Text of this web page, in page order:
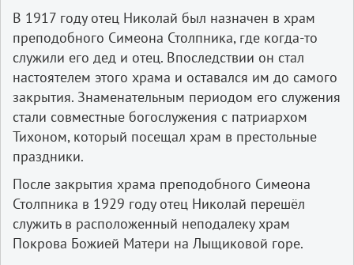
В 1917 году отец Николай был назначен в храм
преподобного Симеона Столпника, где когда-то
служили его дед и отец. Впоследствии он стал
настоятелем этого храма и оставался им до самого
закрытия. Знаменательным периодом его служения
стали совместные богослужения с патриархом
Тихоном, который посещал храм в престольные
праздники.
После закрытия храма преподобного Симеона
Столпника в 1929 году отец Николай перешёл
служить в расположенный неподалеку храм
Покрова Божией Матери на Лыщиковой горе.